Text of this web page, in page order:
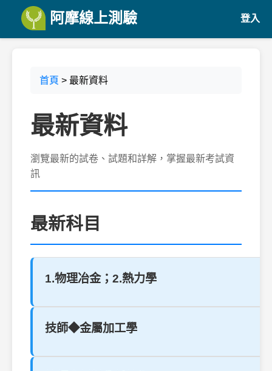
阿摩線上測驗 登入
首頁 > 最新資料
最新資料
瀏覽最新的試卷、試題和詳解，掌握最新考試資
訊
最新科目
1.物理冶金；2.熱力學
技師◆金屬加工學